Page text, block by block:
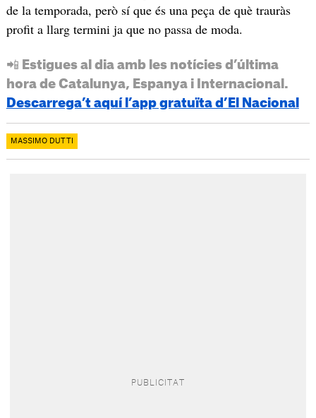
de la temporada, però sí que és una peça de què trauràs
profit a llarg termini ja que no passa de moda.
📲 Estigues al dia amb les notícies d’última
hora de Catalunya, Espanya i Internacional.
Descarrega’t aquí l’app gratuïta d’El Nacional
MASSIMO DUTTI